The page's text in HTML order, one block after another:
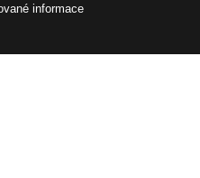
informace